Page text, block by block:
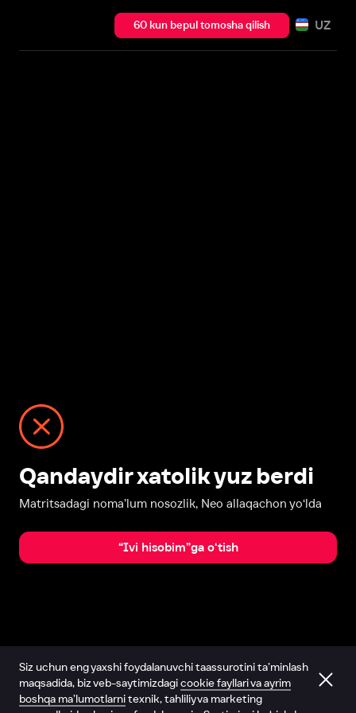
60 kun bepul tomosha qilish UZ
Qandaydir xatolik yuz berdi
Matritsadagi noma’lum nosozlik, Neo allaqachon yo‘lda
“Ivi hisobim”ga o‘tish
Siz uchun eng yaxshi foydalanuvchi taassurotini ta’minlash
maqsadida, biz veb-saytimizdagicookie fayllari va ayrim
boshqa ma’lumotlarnitexnik, tahliliy va marketing